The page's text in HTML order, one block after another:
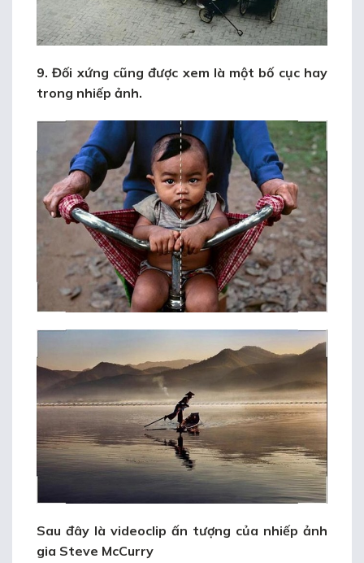
9. Đối xứng cũng được xem là một bố cục hay
trong nhiếp ảnh.
Sau đây là videoclip ấn tượng của nhiếp ảnh
gia Steve McCurry